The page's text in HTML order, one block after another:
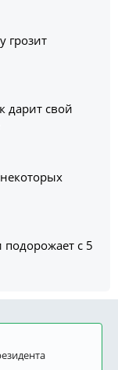
грозит
дарит свой
с 5